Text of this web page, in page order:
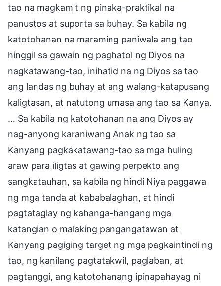
tao na magkamit ng pinaka-praktikal na
panustos at suporta sa buhay. Sa kabila ng
katotohanan na maraming paniwala ang tao
hinggil sa gawain ng paghatol ng Diyos na
nagkatawang-tao, inihatid na ng Diyos sa tao
ang landas ng buhay at ang walang-katapusang
kaligtasan, at natutong umasa ang tao sa Kanya.
… Sa kabila ng katotohanan na ang Diyos ay
nag-anyong karaniwang Anak ng tao sa
Kanyang pagkakatawang-tao sa mga huling
araw para iligtas at gawing perpekto ang
sangkatauhan, sa kabila ng hindi Niya paggawa
ng mga tanda at kababalaghan, at hindi
pagtataglay ng kahanga-hangang mga
katangian o malaking pangangatawan at
Kanyang pagiging target ng mga pagkaintindi ng
tao, ng kanilang pagtatakwil, paglaban, at
pagtanggi, ang katotohanang ipinapahayag ni